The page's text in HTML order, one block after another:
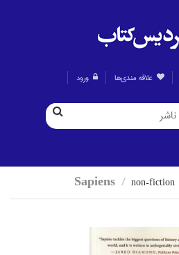
ورود علاقه مندی‌ها
non-fiction
Sapiens